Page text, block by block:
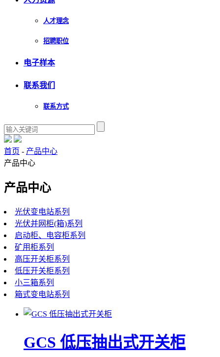
人才理念
招聘职位
电子样本
联系我们
联系方式
首页 - 产品中心
产品中心
产品中心
光伏变电站系列
光伏并网柜(箱)系列
启动柜、电容柜系列
矿用柜系列
高压开关柜系列
低压开关柜系列
小三箱系列
箱式变电站系列
GCS 低压抽出式开关柜